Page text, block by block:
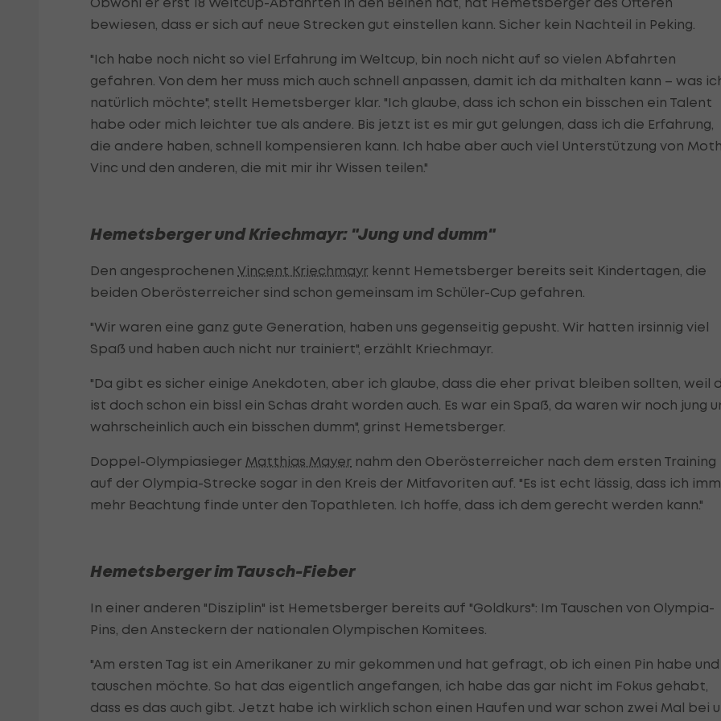
bewiesen, dass er sich auf neue Strecken gut einstellen kann. Sicher kein Nachteil in Peking.
"Ich habe noch nicht so viel Erfahrung im Weltcup, bin noch nicht auf so vielen Abfahrten
gefahren. Von dem her muss mich auch schnell anpassen, damit ich da mithalten kann – was
natürlich möchte", stellt Hemetsberger klar. "Ich glaube, dass ich schon ein bisschen ein Talent
habe oder mich leichter tue als andere. Bis jetzt ist es mir gut gelungen, dass ich die Erfahrung,
die andere haben, schnell kompensieren kann. Ich habe aber auch viel Unterstützung von
Vinc und den anderen, die mit mir ihr Wissen teilen."
Hemetsberger und Kriechmayr: "Jung und dumm"
Den angesprochenen Vincent Kriechmayr kennt Hemetsberger bereits seit Kindertagen, die
beiden Oberösterreicher sind schon gemeinsam im Schüler-Cup gefahren.
"Wir waren eine ganz gute Generation, haben uns gegenseitig gepusht. Wir hatten irsinnig viel
Spaß und haben auch nicht nur trainiert", erzählt Kriechmayr.
"Da gibt es sicher einige Anekdoten, aber ich glaube, dass die eher privat bleiben sollten, weil
ist doch schon ein bissl ein Schas draht worden auch. Es war ein Spaß, da waren wir noch jung
wahrscheinlich auch ein bisschen dumm", grinst Hemetsberger.
Doppel-Olympiasieger Matthias Mayer nahm den Oberösterreicher nach dem ersten Training
auf der Olympia-Strecke sogar in den Kreis der Mitfavoriten auf. "Es ist echt lässig, dass ich
mehr Beachtung finde unter den Topathleten. Ich hoffe, dass ich dem gerecht werden kann."
Hemetsberger im Tausch-Fieber
In einer anderen "Disziplin" ist Hemetsberger bereits auf "Goldkurs": Im Tauschen von Olympia-
Pins, den Ansteckern der nationalen Olympischen Komitees.
"Am ersten Tag ist ein Amerikaner zu mir gekommen und hat gefragt, ob ich einen Pin habe und
tauschen möchte. So hat das eigentlich angefangen, ich habe das gar nicht im Fokus gehabt,
dass es das auch gibt. Jetzt habe ich wirklich schon einen Haufen und war schon zwei Mal bei